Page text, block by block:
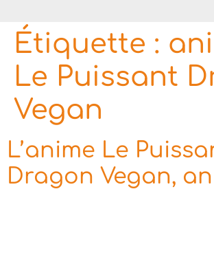
Étiquette :
Le Puissant
Vegan
L’anime Le
Dragon Vegan,